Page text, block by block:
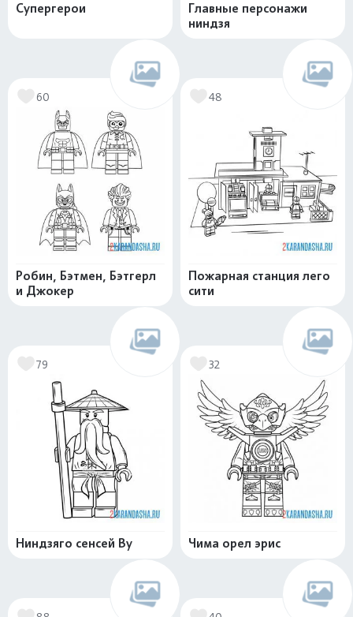
Супергерои
Главные персонажи
ниндзя
60
Робин, Бэтмен, Бэтгерл
и Джокер
48
Пожарная станция лего
сити
79
Ниндзяго сенсей Ву
32
Чима орел эрис